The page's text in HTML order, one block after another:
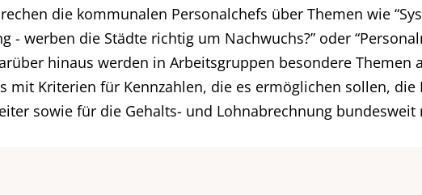
die kommunalen Personalchefs über Themen wie
- werben die Städte richtig um Nachwuchs?” oder
hinaus werden in Arbeitsgruppen besondere Themen
mit Kriterien für Kennzahlen, die es ermöglichen sollen,
sowie für die Gehalts- und Lohnabrechnung bundesweit